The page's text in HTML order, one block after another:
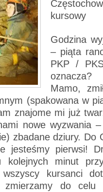
kursowy
Godzina
– piąta
PKP /
Mamo,
(spakowana w
znajome mi już
nowe wyzwania
zbadane dziury. Do
pierwsi!
minut
kursanci
zmierzamy do